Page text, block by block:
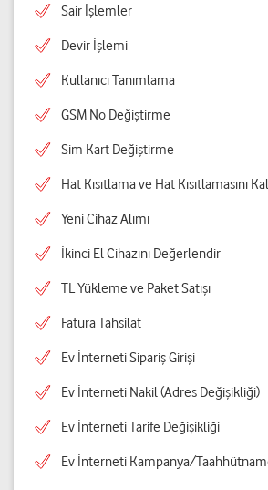
Sair İşlemler
Devir İşlemi
Kullanıcı Tanımlama
GSM No Değiştirme
Sim Kart Değiştirme
Hat Kısıtlama ve Hat Kısıtlamasını
Yeni Cihaz Alımı
İkinci El Cihazını Değerlendir
TL Yükleme ve Paket Satışı
Fatura Tahsilat
Ev İnterneti Sipariş Girişi
Ev İnterneti Nakil (Adres Değişikliği)
Ev İnterneti Tarife Değişikliği
Ev İnterneti Kampanya/